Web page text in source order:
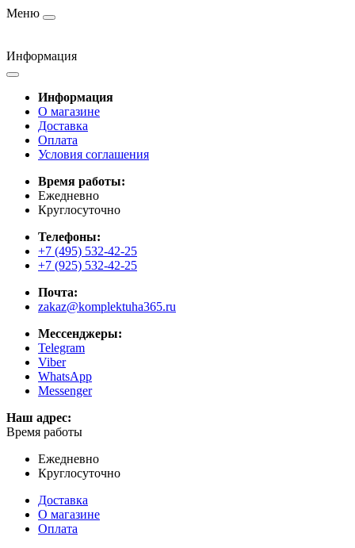
Меню
Информация
Информация
О магазине
Доставка
Оплата
Условия соглашения
Время работы:
Ежедневно
Круглосуточно
Телефоны:
+7 (495) 532-42-25
+7 (925) 532-42-25
Почта:
zakaz@komplektuha365.ru
Мессенджеры:
Telegram
Viber
WhatsApp
Messenger
Наш адрес:
Время работы
Ежедневно
Круглосуточно
Доставка
О магазине
Оплата